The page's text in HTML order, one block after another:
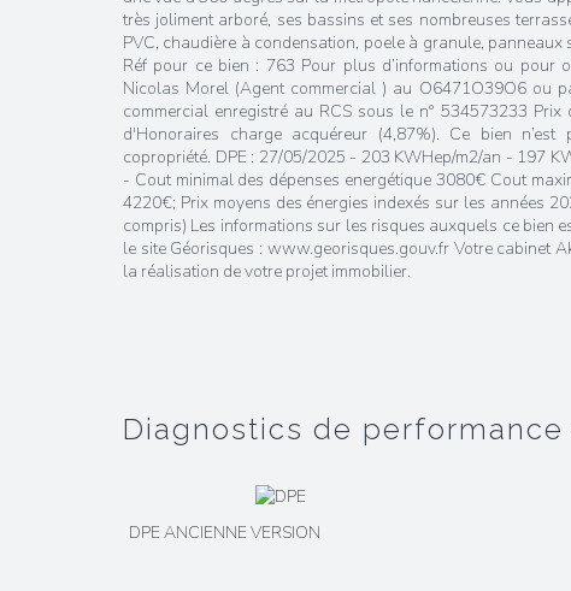
très joliment arboré, ses bassins et ses nombreuses
PVC, chaudière à condensation, poele à granule, panneaux
Réf pour ce bien : 763 Pour plus d’informations ou pour
Nicolas Morel (Agent commercial ) au O6471O39O6 ou
commercial enregistré au RCS sous le n° 534573233
d'Honoraires charge acquéreur (4,87%). Ce bien
copropriété. DPE : 27/05/2025 - 203 KWHep/m2/an - 197
- Cout minimal des dépenses energétique 3080€ Cout
4220€; Prix moyens des énergies indexés sur les années
compris) Les informations sur les risques auxquels ce bien
le site Géorisques : www.georisques.gouv.fr Votre cabinet
la réalisation de votre projet immobilier.
diagnostics de
DPE ANCIENNE VERSION